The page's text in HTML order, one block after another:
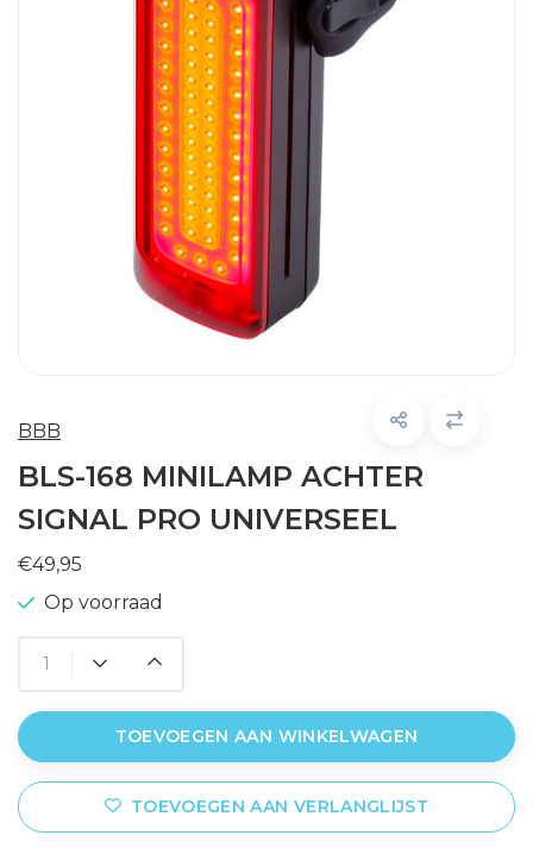
BBB
BLS-168 MINILAMP ACHTER
SIGNAL PRO UNIVERSEEL
€49,95
Op voorraad
TOEVOEGEN AAN WINKELWAGEN
TOEVOEGEN AAN VERLANGLIJST